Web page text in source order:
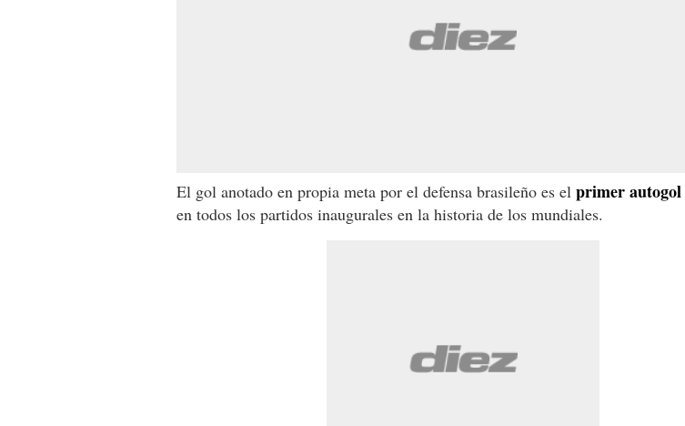
El gol anotado en propia meta por el defensa brasileño es el primer autogol
en todos los partidos inaugurales en la historia de los mundiales.